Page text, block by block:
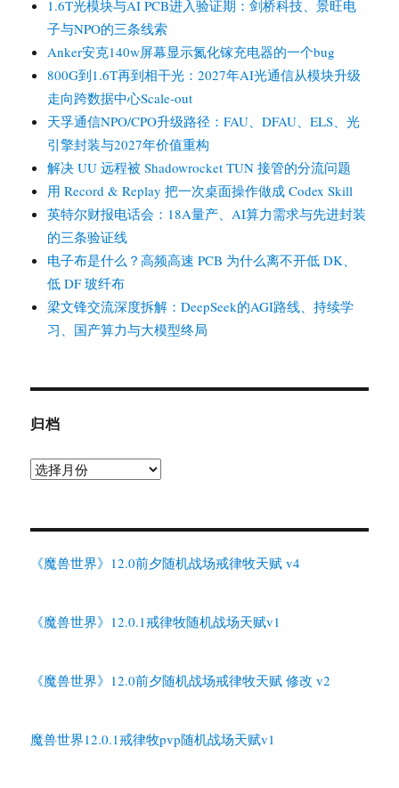
1.6T光模块与AI PCB进入验证期：剑桥科技、景旺电
子与NPO的三条线索
Anker安克140w屏幕显示氮化镓充电器的一个bug
800G到1.6T再到相干光：2027年AI光通信从模块升级
走向跨数据中心Scale-out
天孚通信NPO/CPO升级路径：FAU、DFAU、ELS、光
引擎封装与2027年价值重构
解决 UU 远程被 Shadowrocket TUN 接管的分流问题
用 Record & Replay 把一次桌面操作做成 Codex Skill
英特尔财报电话会：18A量产、AI算力需求与先进封装
的三条验证线
电子布是什么？高频高速 PCB 为什么离不开低 DK、
低 DF 玻纤布
梁文锋交流深度拆解：DeepSeek的AGI路线、持续学
习、国产算力与大模型终局
归档
归
《魔兽世界》12.0前夕随机战场戒律牧天赋 v4
《魔兽世界》12.0.1戒律牧随机战场天赋v1
《魔兽世界》12.0前夕随机战场戒律牧天赋 修改 v2
魔兽世界12.0.1戒律牧pvp随机战场天赋v1